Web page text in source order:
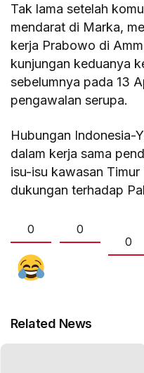
Tak lama setelah
mendarat di Marka,
kerja Prabowo di
kunjungan keduanya
sebelumnya pada 13
pengawalan serupa.
Hubungan Indonesia-
dalam kerja sama
isu-isu kawasan
dukungan terhadap
0
0
0
Related News